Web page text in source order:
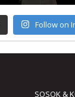
Follow on
SOSOK &